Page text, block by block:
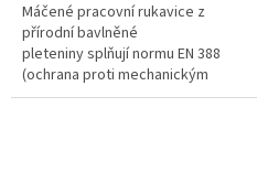
Máčené pracovní rukavice z
přírodní bavlněné
pleteniny splňují normu EN 388
(ochrana proti mechanickým
rizikům, včetně oděru,